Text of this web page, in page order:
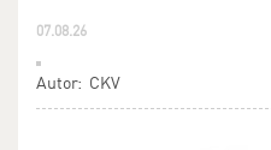
07.08.26
Autor: CKV